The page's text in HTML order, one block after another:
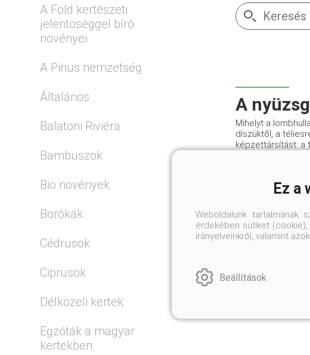
A Föld kertészeti
jelentöséggel bíró
növényei
A Pinus nemzetség
Általános
Balatoni Riviéra
Bambuszok
Bio növények
Borókák
Cédrusok
Ciprusok
Délközeli kertek
Egzóták a magyar
kertekben
A
Mihelyt a
díszüktől, a
képzettársítást: a
Ez a
Weboldalunk tartalmának
érdekében sütiket
irányelveinkről, valamint
Beállítások